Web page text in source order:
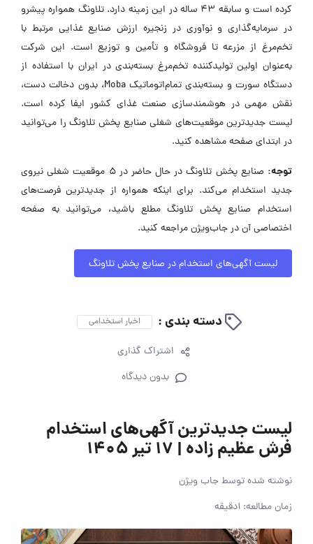
کرده است و سابقه ۴۳ ساله در این زمینه دارد. تلاونگ همواره پیشرو
در سرمایه‌گذاری و نوآوری در زنجیره ارزش صنایع غذایی مرتبط با
تخم‌مرغ از مزرعه تا فروشگاه و تأمین و توزیع است. این شرکت
به‌عنوان اولین تولیدکننده تخم‌مرغ بسته‌بندی در ایران با استفاده از
دستگاه سورت و بسته‌بندی تمام‌اتوماتیک Moba، بدون دخالت دست،
نقش مهمی در هوشمندسازی صنعت غذای کشور ایفا کرده است.
لیست جدیدترین موقعیت‌های شغلی صنایع پخش تلاونگ را می‌توانید
در ابتدای صفحه مشاهده کنید.
توجه:
صنایع پخش تلاونگ در حال حاضر در ۵ موقعیت شغلی نیروی
جدید استخدام می‌کند. برای اینکه همواره از جدیدترین فرصت‌های
استخدام صنایع پخش تلاونگ مطلع باشید، می‌توانید به صفحه
اختصاصی آن در جاب‌ویژن مراجعه کنید.
لیست آگهی‌های استخدام در صنایع پخش تلاونگ
دسته بندی : اخبار استخدامی
اشتراک گذاری
بدون دیدگاه
لیست جدیدترین آگهی‌های استخدام
فرش عظیم زاده | ۱۷ تیر ۱۴۰۵
نوشته شده توسطجاب ویژن
زمان مطالعه: 1دقیقه